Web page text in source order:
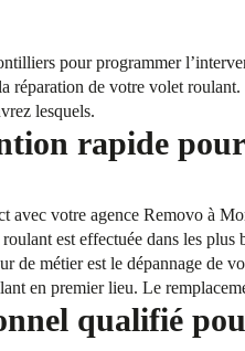
pour programmer
réparation de votre volet
lesquels.
rapide
avec votre agence Removo à
est effectuée dans les
de métier est le dépannage de
en premier lieu. Le
qualifié